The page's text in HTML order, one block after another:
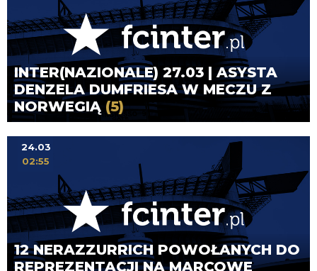
INTER(NAZIONALE) 27.03 | ASYSTA
DENZELA DUMFRIESA W MECZU Z
NORWEGIĄ (5)
12 NERAZZURRICH POWOŁANYCH DO
REPREZENTACJI NA MARCOWE
24.03
02:55